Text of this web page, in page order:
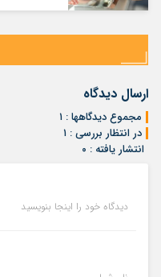
ارسال دیدگاه
مجموع دیدگاهها : ۱
در انتظار بررسی : ۱
انتشار یافته : ۰
دیدگاه خود را اینجا بنویسید